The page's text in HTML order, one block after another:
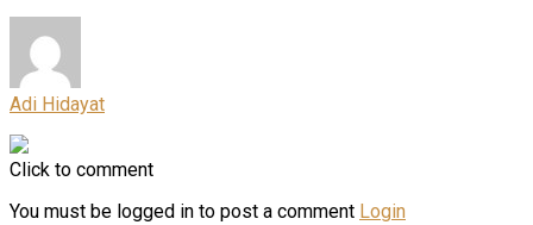
Adi Hidayat
Click to comment
You must be logged in to post a comment Login